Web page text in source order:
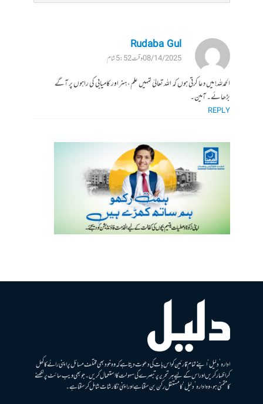
Rudaba Gul
08/14/2025 وقت 5:52 شام
الحمدللہ! میں دعا کرتی ہوں کہ اللہ تعالیٰ تمہیں علم، ہنر اور کامیابی کی راہوں پر آگے
بڑھائے۔ آمین۔
REPLY
ادارہ ’دلیل‘ اپنے تمام قارئین کو اس بات کی دعوت دیتا ہے کہ وہ خود بھی مختلف مسائل پر اپنی رائے کا کھل
کر اظہار کریں اور اس کے لیے ہر تحریر پر تبصرے کی سہولت کا استعمال کریں۔ جو بھی ویب سائٹ پر لکھنے
کا متمنی ہو، وہ ادارہ ’دلیل‘ کا مستقل رکن بن سکتا ہے اور اپنی نگارشات شامل کرسکتا ہے۔